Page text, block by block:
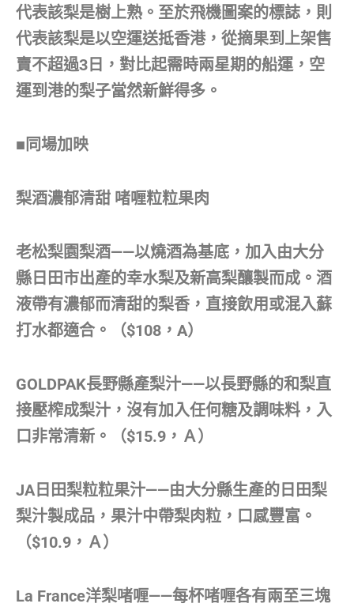
代表該梨是樹上熟。至於飛機圖案的標誌，則
代表該梨是以空運送抵香港，從摘果到上架售
賣不超過3日，對比起需時兩星期的船運，空
運到港的梨子當然新鮮得多。
■同場加映
梨酒濃郁清甜 啫喱粒粒果肉
老松梨園梨酒——以燒酒為基底，加入由大分
縣日田市出產的幸水梨及新高梨釀製而成。酒
液帶有濃郁而清甜的梨香，直接飲用或混入蘇
打水都適合。（$108，A）
GOLDPAK長野縣產梨汁——以長野縣的和梨直
接壓榨成梨汁，沒有加入任何糖及調味料，入
口非常清新。（$15.9，Ａ）
JA日田梨粒粒果汁——由大分縣生產的日田梨
梨汁製成品，果汁中帶梨肉粒，口感豐富。
（$10.9，Ａ）
La France洋梨啫喱——每杯啫喱各有兩至三塊